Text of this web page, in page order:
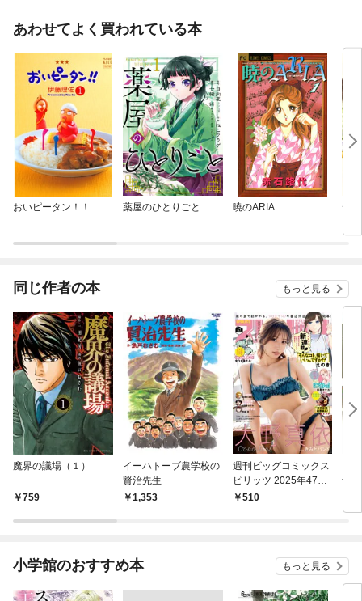
あわせてよく買われている本
おいピータン！！ 薬屋のひとりごと 暁のARIA デ
同じ作者の本 もっと見る
魔界の議場（１）
759
イーハトーブ農学校の
賢治先生
1,353
週刊ビッグコミックス
ピリッツ 2025年47号
【デジタル版限定グラ
510
ナ
小学館のおすすめ本 もっと見る